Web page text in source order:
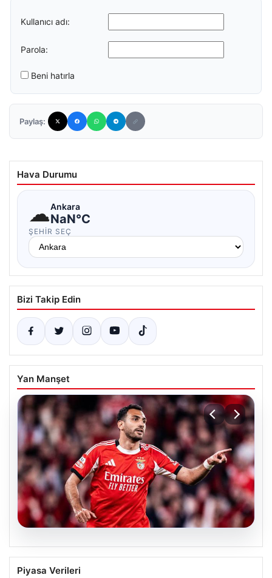
Kullanıcı adı:
Parola:
Beni hatırla
Paylaş:
Hava Durumu
☁Ankara
NaN°C
ŞEHIR SEÇ
Bizi Takip Edin
Yan Manşet
05.08.2026
Fenerbahçe’den hücum hattına dev
Piyasa Verileri